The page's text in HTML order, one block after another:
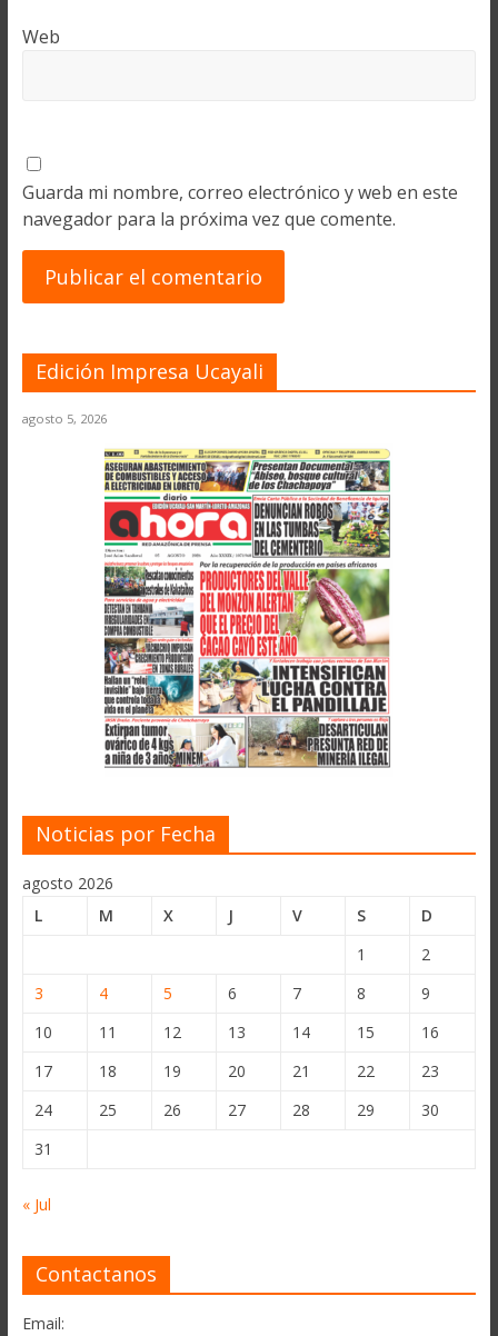
Web
Guarda mi nombre, correo electrónico y web en este
navegador para la próxima vez que comente.
Edición Impresa Ucayali
agosto 5, 2026
Noticias por Fecha
agosto 2026
L
M X J V S
D
1
2
3
4 5 6 7 8
9
10
11 12 13 14 15
16
17
18 19 20 21 22
23
24
25 26 27 28 29
30
31
« Jul
Contactanos
Email: